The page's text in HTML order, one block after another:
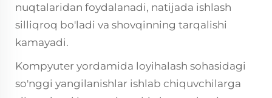
nuqtalaridan foydalanadi, natijada ishlash
silliqroq bo'ladi va shovqinning tarqalishi
kamayadi.
Kompyuter yordamida loyihalash sohasidagi
so'nggi yangilanishlar ishlab chiquvchilarga